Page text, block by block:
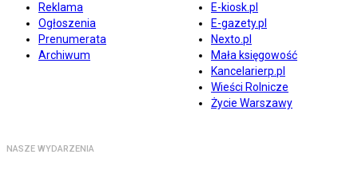
Reklama
Ogłoszenia
Prenumerata
Archiwum
E-kiosk.pl
E-gazety.pl
Nexto.pl
Mała księgowość
Kancelarierp.pl
Wieści Rolnicze
Życie Warszawy
NASZE WYDARZENIA